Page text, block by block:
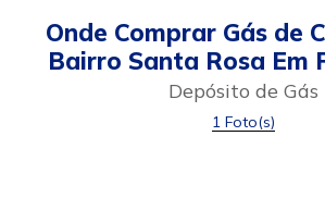
Onde Comprar Gás de
Bairro Santa Rosa Em
Depósito de Gás
1 Foto(s)